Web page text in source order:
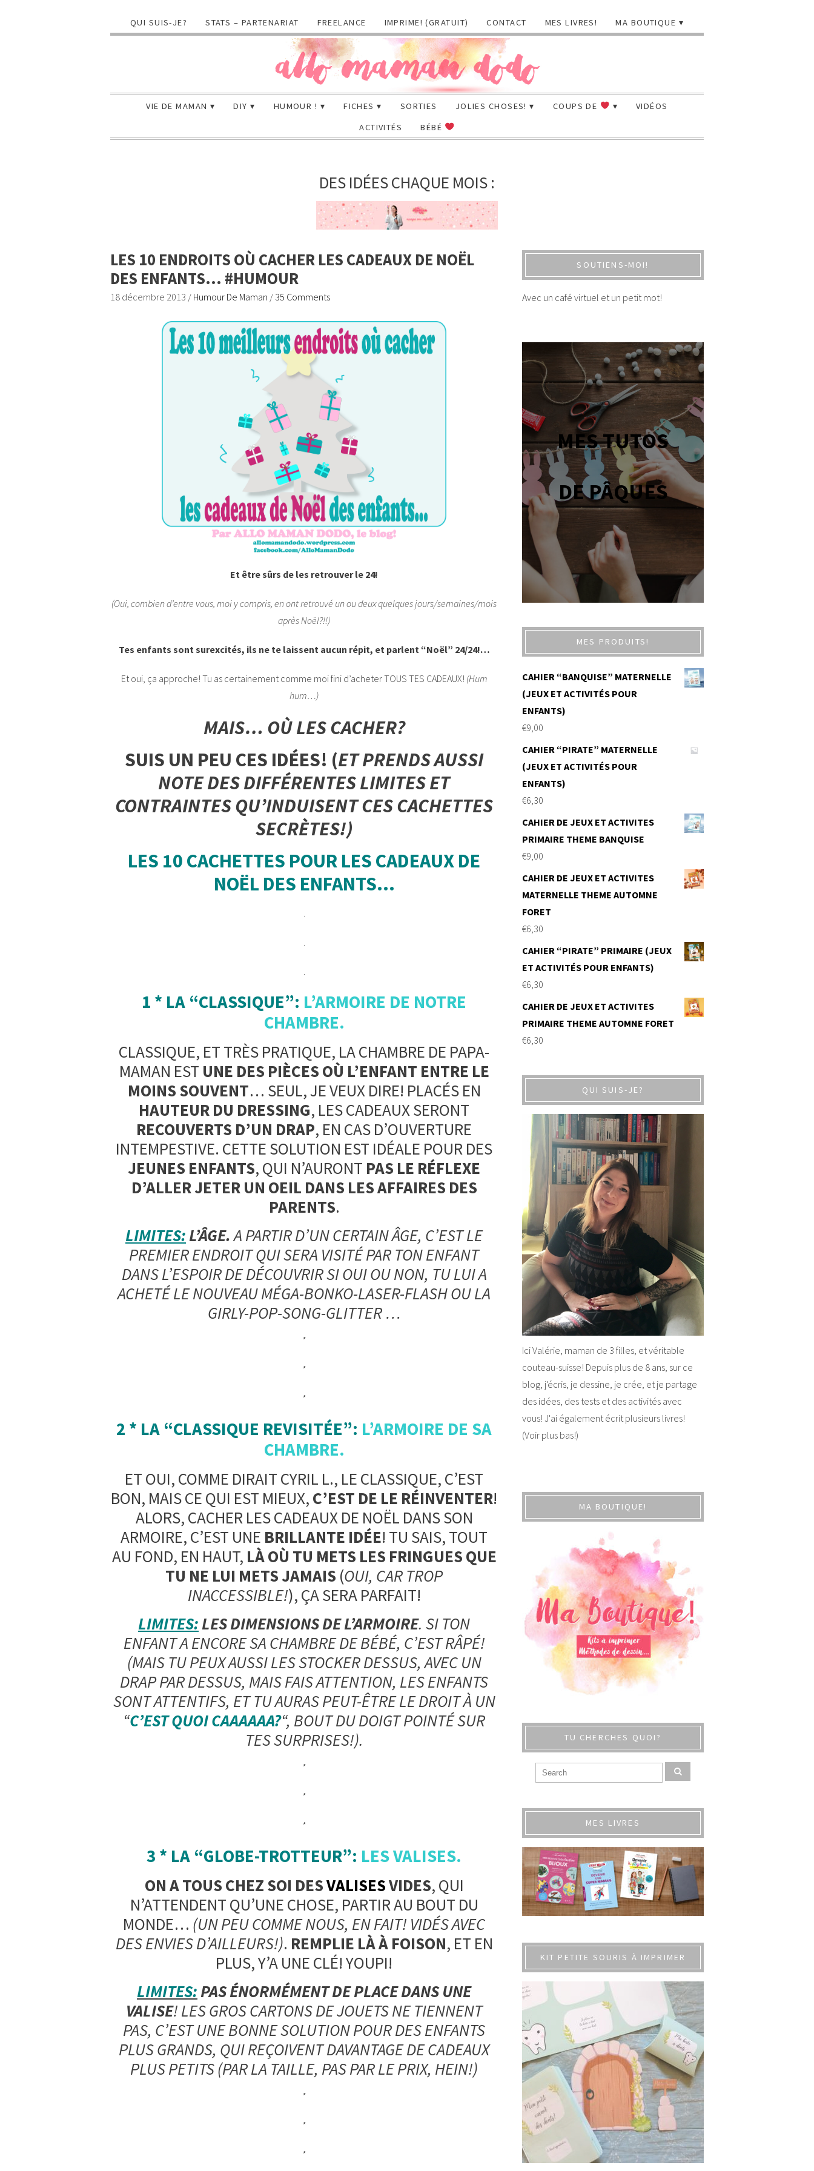
QUI SUIS-JE? STATS – PARTENARIAT FREELANCE IMPRIME! (GRATUIT) CONTACT MES LIVRES! MA BOUTIQUE
VIE DE MAMAN DIY HUMOUR ! FICHES SORTIES JOLIES CHOSES! COUPS DE
VIDÉOS
ACTIVITÉS
BÉBÉ
DES IDÉES CHAQUE MOIS :
LES 10 ENDROITS OÙ CACHER LES CADEAUX DE NOËL
DES ENFANTS… #HUMOUR
18 décembre 2013 / Humour De Maman / 35 Comments
Et être sûrs de les retrouver le 24!
(Oui, combien d’entre vous, moi y compris, en ont retrouvé un ou deux quelques jours/semaines/mois
après Noël?!!)
Tes enfants sont surexcités, ils ne te laissent aucun répit, et parlent “Noël” 24/24!…
Et oui, ça approche! Tu as certainement comme moi fini d’acheter TOUS TES CADEAUX! (Hum
hum…)
MAIS… OÙ LES CACHER?
SUIS UN PEU CES IDÉES! (ET PRENDS AUSSI
NOTE DES DIFFÉRENTES LIMITES ET
CONTRAINTES QU’INDUISENT CES CACHETTES
SECRÈTES!)
LES 10 CACHETTES POUR LES CADEAUX DE
NOËL DES ENFANTS…
1 * LA “CLASSIQUE”: L’ARMOIRE DE NOTRE
CHAMBRE.
CLASSIQUE, ET TRÈS PRATIQUE, LA CHAMBRE DE PAPA-
MAMAN EST UNE DES PIÈCES OÙ L’ENFANT ENTRE LE
MOINS SOUVENT… SEUL, JE VEUX DIRE! PLACÉS EN
HAUTEUR DU DRESSING, LES CADEAUX SERONT
RECOUVERTS D’UN DRAP, EN CAS D’OUVERTURE
INTEMPESTIVE. CETTE SOLUTION EST IDÉALE POUR DES
JEUNES ENFANTS, QUI N’AURONT PAS LE RÉFLEXE
D’ALLER JETER UN OEIL DANS LES AFFAIRES DES
PARENTS.
LIMITES:L’ÂGE.A PARTIR D’UN CERTAIN ÂGE, C’EST LE
PREMIER ENDROIT QUI SERA VISITÉ PAR TON ENFANT
DANS L’ESPOIR DE DÉCOUVRIR SI OUI OU NON, TU LUI A
ACHETÉ LE NOUVEAU MÉGA-BONKO-LASER-FLASH OU LA
GIRLY-POP-SONG-GLITTER …
*
*
*
2 * LA “CLASSIQUE REVISITÉE”: L’ARMOIRE DE SA
CHAMBRE.
ET OUI, COMME DIRAIT CYRIL L., LE CLASSIQUE, C’EST
BON, MAIS CE QUI EST MIEUX, C’EST DE LE RÉINVENTER!
ALORS, CACHER LES CADEAUX DE NOËL DANS SON
ARMOIRE, C’EST UNE BRILLANTE IDÉE! TU SAIS, TOUT
AU FOND, EN HAUT, LÀ OÙ TU METS LES FRINGUES QUE
TU NE LUI METS JAMAIS (OUI, CAR TROP
INACCESSIBLE!), ÇA SERA PARFAIT!
LIMITES:LES DIMENSIONS DE L’ARMOIRE. SI TON
ENFANT A ENCORE SA CHAMBRE DE BÉBÉ, C’EST RÂPÉ!
(MAIS TU PEUX AUSSI LES STOCKER DESSUS, AVEC UN
DRAP PAR DESSUS, MAIS FAIS ATTENTION, LES ENFANTS
SONT ATTENTIFS, ET TU AURAS PEUT-ÊTRE LE DROIT À UN
“C’EST QUOI CAAAAAA?“, BOUT DU DOIGT POINTÉ SUR
TES SURPRISES!).
*
*
*
3 * LA “GLOBE-TROTTEUR”: LES VALISES.
ON A TOUS CHEZ SOI DESVALISESVIDES, QUI
N’ATTENDENT QU’UNE CHOSE, PARTIR AU BOUT DU
MONDE… (UN PEU COMME NOUS, EN FAIT! VIDÉS AVEC
DES ENVIES D’AILLEURS!). REMPLIE LÀ À FOISON, ET EN
PLUS, Y’A UNE CLÉ! YOUPI!
LIMITES:PAS ÉNORMÉMENT DE PLACE DANS UNE
VALISE! LES GROS CARTONS DE JOUETS NE TIENNENT
PAS, C’EST UNE BONNE SOLUTION POUR DES ENFANTS
PLUS GRANDS, QUI REÇOIVENT DAVANTAGE DE CADEAUX
PLUS PETITS (PAR LA TAILLE, PAS PAR LE PRIX, HEIN!)
*
*
*
SOUTIENS-MOI!
Avec un café virtuel et un petit mot!
MES TUTOS
DE PÂQUES
MES PRODUITS!
CAHIER “BANQUISE” MATERNELLE
(JEUX ET ACTIVITÉS POUR
ENFANTS)
€9,00
CAHIER “PIRATE” MATERNELLE
(JEUX ET ACTIVITÉS POUR
ENFANTS)
€6,30
CAHIER DE JEUX ET ACTIVITES
PRIMAIRE THEME BANQUISE
€9,00
CAHIER DE JEUX ET ACTIVITES
MATERNELLE THEME AUTOMNE
FORET
€6,30
CAHIER “PIRATE” PRIMAIRE (JEUX
ET ACTIVITÉS POUR ENFANTS)
€6,30
CAHIER DE JEUX ET ACTIVITES
PRIMAIRE THEME AUTOMNE FORET
€6,30
QUI SUIS-JE?
Ici Valérie, maman de 3 filles, et véritable
couteau-suisse! Depuis plus de 8 ans, sur ce
blog, j'écris, je dessine, je crée, et je partage
des idées, des tests et des activités avec
vous! J'ai également écrit plusieurs livres!
(Voir plus bas!)
MA BOUTIQUE!
TU CHERCHES QUOI?
MES LIVRES
KIT PETITE SOURIS À IMPRIMER